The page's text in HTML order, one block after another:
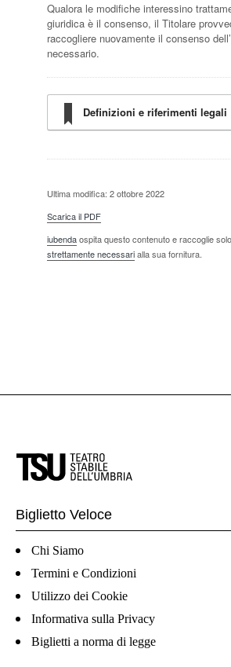
Qualora le modifiche interessino
giuridica è il consenso, il Titolare
raccogliere nuovamente il consenso
necessario.
Definizioni e riferimenti legali
Ultima modifica: 2 ottobre 2022
Scarica il PDF
iubendaospita questo contenuto e raccoglie solo
strettamente necessarialla sua fornitura.
Biglietto Veloce
Chi Siamo
Termini e Condizioni
Utilizzo dei Cookie
Informativa sulla Privacy
Biglietti a norma di legge